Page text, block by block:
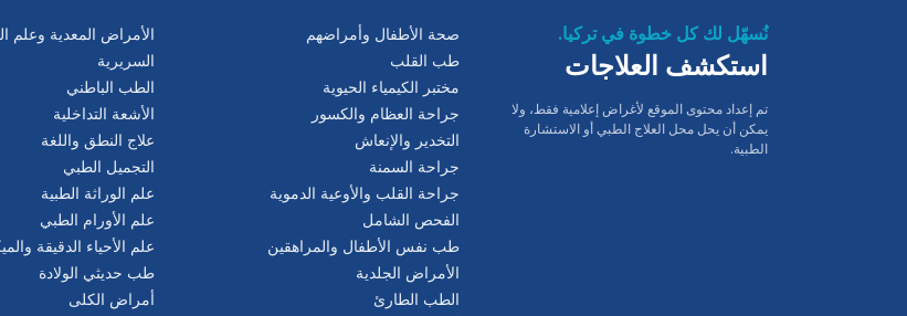
نُسهّل لك كل خطوة في تركيا.
استكشف العلاجات
تم إعداد محتوى الموقع لأغراض إعلامية فقط، ولا
يمكن أن يحل محل العلاج الطبي أو الاستشارة
الطبية.
صحة الأطفال وأمراضهم
طب القلب
مختبر الكيمياء الحيوية
جراحة العظام والكسور
التخدير والإنعاش
جراحة السمنة
جراحة القلب والأوعية الدموية
الفحص الشامل
طب نفس الأطفال والمراهقين
الأمراض الجلدية
الطب الطارئ
الأمراض المعدية وعلم
السريرية
الطب الباطني
الأشعة التداخلية
علاج النطق واللغة
التجميل الطبي
علم الوراثة الطبية
علم الأورام الطبي
علم الأحياء الدقيقة
طب حديثي الولادة
أمراض الكلى